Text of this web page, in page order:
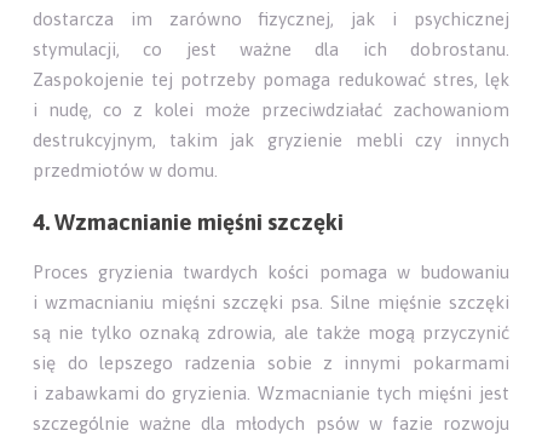
dostarcza im zarówno fizycznej, jak i psychicznej
stymulacji, co jest ważne dla ich dobrostanu.
Zaspokojenie tej potrzeby pomaga redukować stres, lęk
i nudę, co z kolei może przeciwdziałać zachowaniom
destrukcyjnym, takim jak gryzienie mebli czy innych
przedmiotów w domu.
4. Wzmacnianie mięśni szczęki
Proces gryzienia twardych kości pomaga w budowaniu
i wzmacnianiu mięśni szczęki psa. Silne mięśnie szczęki
są nie tylko oznaką zdrowia, ale także mogą przyczynić
się do lepszego radzenia sobie z innymi pokarmami
i zabawkami do gryzienia. Wzmacnianie tych mięśni jest
szczególnie ważne dla młodych psów w fazie rozwoju